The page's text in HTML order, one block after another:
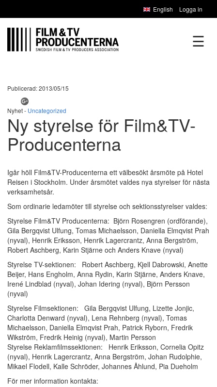
English Logga in
☰
Publicerad: 2013/05/15
Nyhet - Uncategorized
Ny styrelse för Film&TV-
Producenterna
Igår höll Film&TV-Producenterna ett välbesökt årsmöte på Hotel
Reisen i Stockholm. Under årsmötet valdes nya styrelser för nästa
verksamhetsår.
Som ordinarie ledamöter till styrelse och sektionsstyrelser valdes:
Styrelse Film&TV Producenterna: Björn Rosengren (ordförande),
Gila Bergqvist Ulfung, Tomas Michaelsson, Daniella Elmqvist Prah
(nyval), Henrik Eriksson, Henrik Lagercrantz, Anna Bergström,
Robert Aschberg, Karin Stjärne och Anders Knave (nyval)
Styrelse TV-sektionen: Robert Aschberg, Kjell Dabrowski, Anette
Beijer, Hans Engholm, Anna Rydin, Karin Stjärne, Anders Knave,
Irené Lindblad (nyval), Johan Idering (nyval), Björn Persson
(nyval)
Styrelse Filmsektionen: Gila Bergqvist Ulfung, Lizette Jonjic,
Charlotta Denward (nyval), Lena Rehnberg (nyval), Tomas
Michaelsson, Daniella Elmqvist Prah, Patrick Ryborn, Fredrik
Wikström, Fredrik Heinig (nyval), Martin Persson
Styrelse Reklamfilmssektionen: Henrik Eriksson, Cornelia Opitz
(nyval), Henrik Lagercrantz, Anna Bergström, Johan Rudolphie,
Mikael Flodell, Kalle Schröder, Johannes Åhlund, Pia Dueholm
För mer information kontakta: